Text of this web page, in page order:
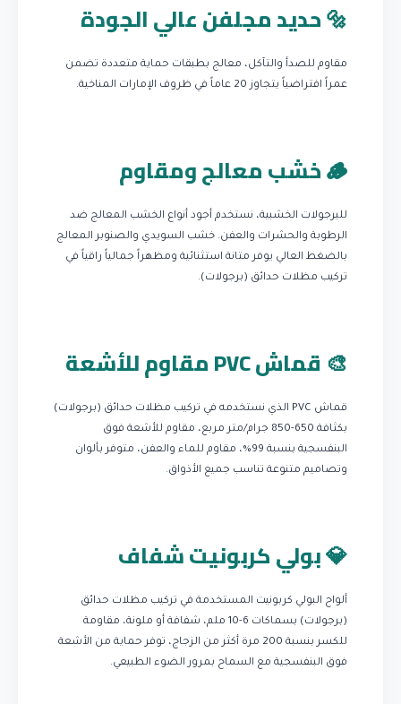
🔩 حديد مجلفن عالي الجودة
مقاوم للصدأ والتآكل، معالج بطبقات حماية متعددة تضمن
عمراً افتراضياً يتجاوز 20 عاماً في ظروف الإمارات المناخية.
🪵 خشب معالج ومقاوم
للبرجولات الخشبية، نستخدم أجود أنواع الخشب المعالج ضد
الرطوبة والحشرات والعفن. خشب السويدي والصنوبر المعالج
بالضغط العالي يوفر متانة استثنائية ومظهراً جمالياً راقياً في
تركيب مظلات حدائق (برجولات).
🎨 قماش PVC مقاوم للأشعة
قماش PVC الذي نستخدمه في تركيب مظلات حدائق (برجولات)
بكثافة 650-850 جرام/متر مربع، مقاوم للأشعة فوق
البنفسجية بنسبة 99%، مقاوم للماء والعفن، متوفر بألوان
وتصاميم متنوعة تناسب جميع الأذواق.
💎 بولي كربونيت شفاف
ألواح البولي كربونيت المستخدمة في تركيب مظلات حدائق
(برجولات) بسماكات 6-10 ملم، شفافة أو ملونة، مقاومة
للكسر بنسبة 200 مرة أكثر من الزجاج، توفر حماية من الأشعة
فوق البنفسجية مع السماح بمرور الضوء الطبيعي.